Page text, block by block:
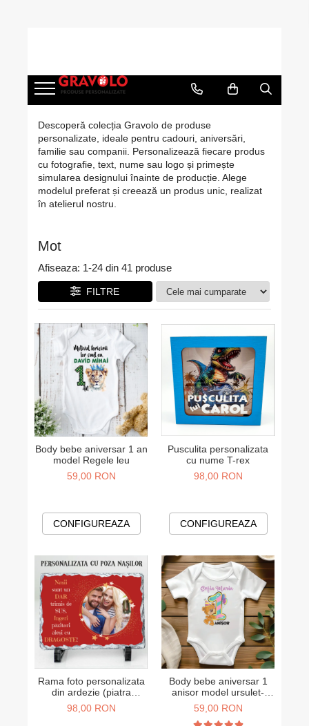
Tricouri personalizate cu poză, text
sau logo
Perfectă cu Poză, Nume, Text sau
Rame foto personalizate
Tablouri personalizate
Pusculite personalizate
Cutii de vin personalizate
Brichete Personalizate
Puzzle Personalizat
Insigne personalizate
Perne personalizate
Plusuri personalizate
Agende personalizate
Etichete pentru sticla de vin
Cadouri Personalizate Unice
Sorturi Personalizate
Hanorac Pescuit
Tricouri pentru pescari
Cana Pescar
Cadouri Cuplu
Cadouri Barbati
Cadouri Copii
Cadouri Bebelusi
Cadouri pentru Mama
Cadouri pentru Tata
Cadouri pentru Nasi
Cadouri pentru Fini
Cadouri pentru Sefa/Sef
Cadouri pentru Colegi
Cadouri pentru Doctori
Cadouri Pensionare
Cadouri Profesori
Cadouri de Craciun
Cadouri de Paște
Martisoare
Cadouri de Halloween
1 Iunie - Ziua Copilului
Back to School
Nunta
Botez
Majorat
Absolvire
Descoperă colecția Gravolo de produse
personalizate, ideale pentru cadouri, aniversări,
familie sau companii. Personalizează fiecare produs
cu fotografie, text, nume sau logo și primește
simularea designului înainte de producție. Alege
modelul preferat și creează un produs unic, realizat
în atelierul nostru.
Mot
Afiseaza: 1-24 din 41 produse
FILTRE
Body bebe aniversar 1 an
model Regele leu
59,00 RON
CONFIGUREAZA
Pusculita personalizata
cu nume T-rex
98,00 RON
CONFIGUREAZA
Rama foto personalizata
din ardezie (piatra
naturala) pentru Nasi
20x15 cm
98,00 RON
Body bebe aniversar 1
anisor model ursulet-
fetita
59,00 RON